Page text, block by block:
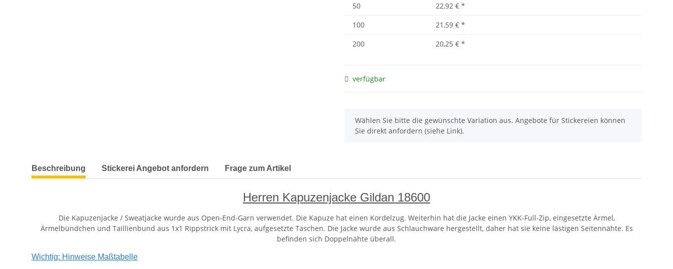
50
22,92 € *
100
21,59 € *
200
20,25 € *
verfügbar
x
Wählen Sie bitte die gewünschte Variation aus. Angebote für Stickereien können
Sie direkt anfordern (siehe Link).
weitere Registerkarten anzeigen
Beschreibung Stickerei Angebot anfordern Frage zum Artikel
Herren Kapuzenjacke Gildan 18600
Die Kapuzenjacke / Sweatjacke wurde aus Open-End-Garn verwendet. Die Kapuze hat einen Kordelzug. Weiterhin hat die Jacke einen YKK-Full-Zip, eingesetzte Ärmel,
Ärmelbündchen und Taillienbund aus 1x1 Rippstrick mit Lycra, aufgesetzte Taschen. Die Jacke wurde aus Schlauchware hergestellt, daher hat sie keine lästigen Seitennähte. Es
befinden sich Doppelnähte überall.
Wichtig: Hinweise Maßtabelle